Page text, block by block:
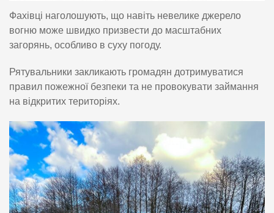
Фахівці наголошують, що навіть невелике джерело
вогню може швидко призвести до масштабних
загорянь, особливо в суху погоду.
Рятувальники закликають громадян дотримуватися
правил пожежної безпеки та не провокувати займання
на відкритих територіях.